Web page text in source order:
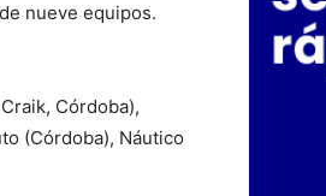
nueve equipos.
Córdoba),
(Córdoba), Náutico